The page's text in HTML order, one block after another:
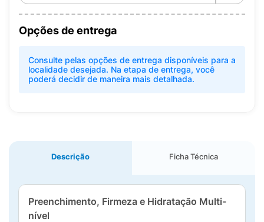
Opções de entrega
Consulte pelas opções de entrega disponíveis para a
localidade desejada. Na etapa de entrega, você
poderá decidir de maneira mais detalhada.
Descrição Ficha Técnica
Preenchimento, Firmeza e Hidratação Multi-
nível